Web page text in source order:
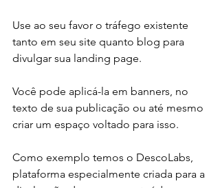
Use ao seu favor o tráfego existente
tanto em seu site quanto blog para
divulgar sua landing page.
Você pode aplicá-la em banners, no
texto de sua publicação ou até mesmo
criar um espaço voltado para isso.
Como exemplo temos o DescoLabs,
plataforma especialmente criada para a